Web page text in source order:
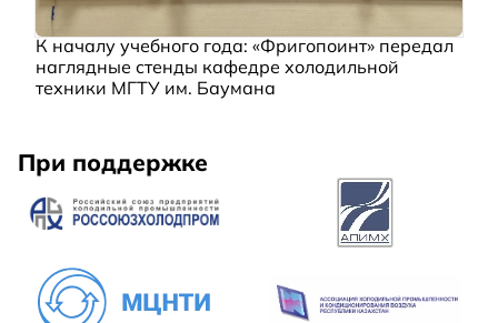
К началу учебного года: «Фригопоинт» передал
наглядные стенды кафедре холодильной
техники МГТУ им. Баумана
При поддержке